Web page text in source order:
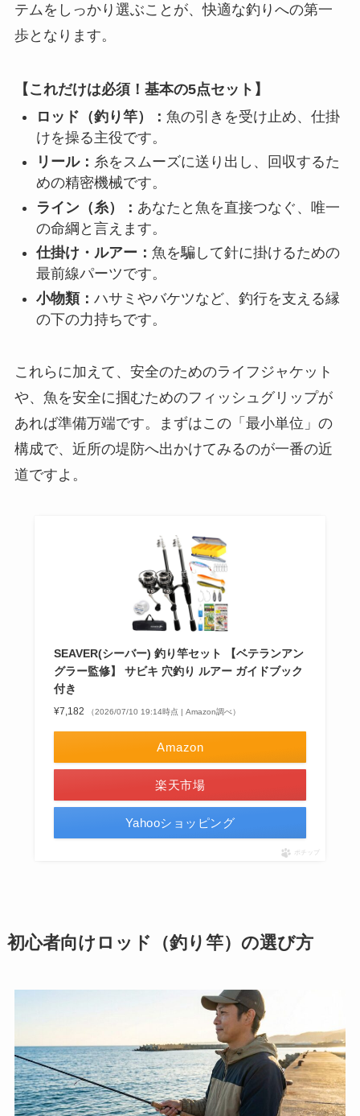
テムをしっかり選ぶことが、快適な釣りへの第一
歩となります。
【これだけは必須！基本の5点セット】
ロッド（釣り竿）： 魚の引きを受け止め、仕掛
けを操る主役です。
リール： 糸をスムーズに送り出し、回収するた
めの精密機械です。
ライン（糸）： あなたと魚を直接つなぐ、唯一
の命綱と言えます。
仕掛け・ルアー： 魚を騙して針に掛けるための
最前線パーツです。
小物類： ハサミやバケツなど、釣行を支える縁
の下の力持ちです。
これらに加えて、安全のためのライフジャケット
や、魚を安全に掴むためのフィッシュグリップが
あれば準備万端です。まずはこの「最小単位」の
構成で、近所の堤防へ出かけてみるのが一番の近
道ですよ。
SEAVER(シーバー) 釣り竿セット 【ベテランアン
グラー監修】 サビキ 穴釣り ルアー ガイドブック
付き
¥7,182 （2026/07/10 19:14時点 | Amazon調べ）
Amazon
楽天市場
Yahooショッピング
ポチップ
初心者向けロッド（釣り竿）の選び方